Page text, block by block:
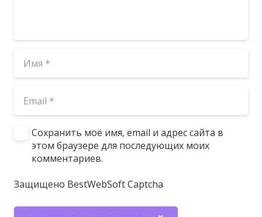
Сохранить моё имя, email и адрес сайта в
этом браузере для последующих моих
комментариев.
Защищено BestWebSoft Captcha